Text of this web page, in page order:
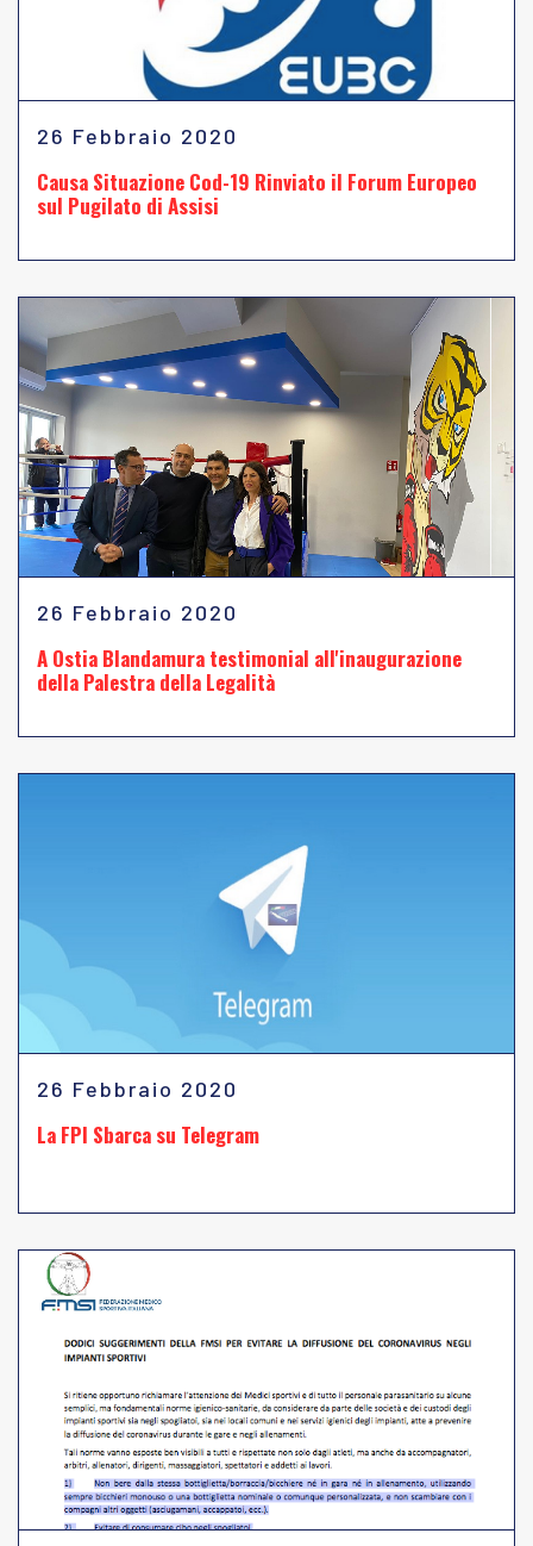
26 Febbraio 2020
Causa Situazione Cod-19 Rinviato il Forum Europeo
sul Pugilato di Assisi
26 Febbraio 2020
A Ostia Blandamura testimonial all'inaugurazione
della Palestra della Legalità
26 Febbraio 2020
La FPI Sbarca su Telegram